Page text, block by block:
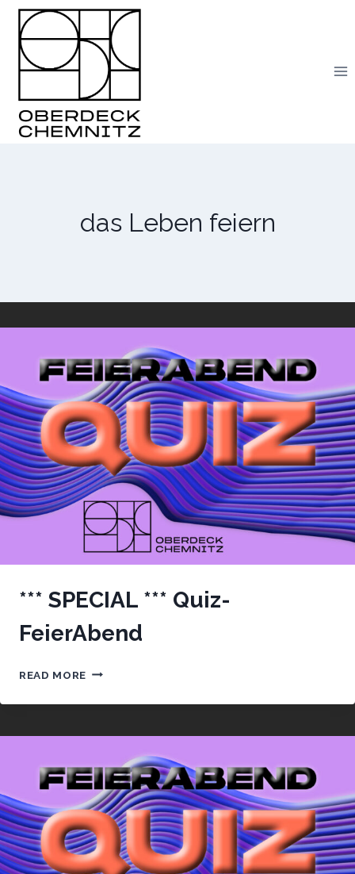
Skip
content
das Leben feiern
*** SPECIAL *** Quiz-
FeierAbend
READ MORE ***
***
FEIERABEND